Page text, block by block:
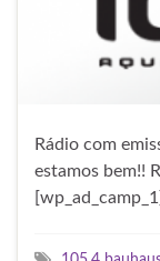
Rádio com
estamos bem!!
[wp_ad_camp_1]